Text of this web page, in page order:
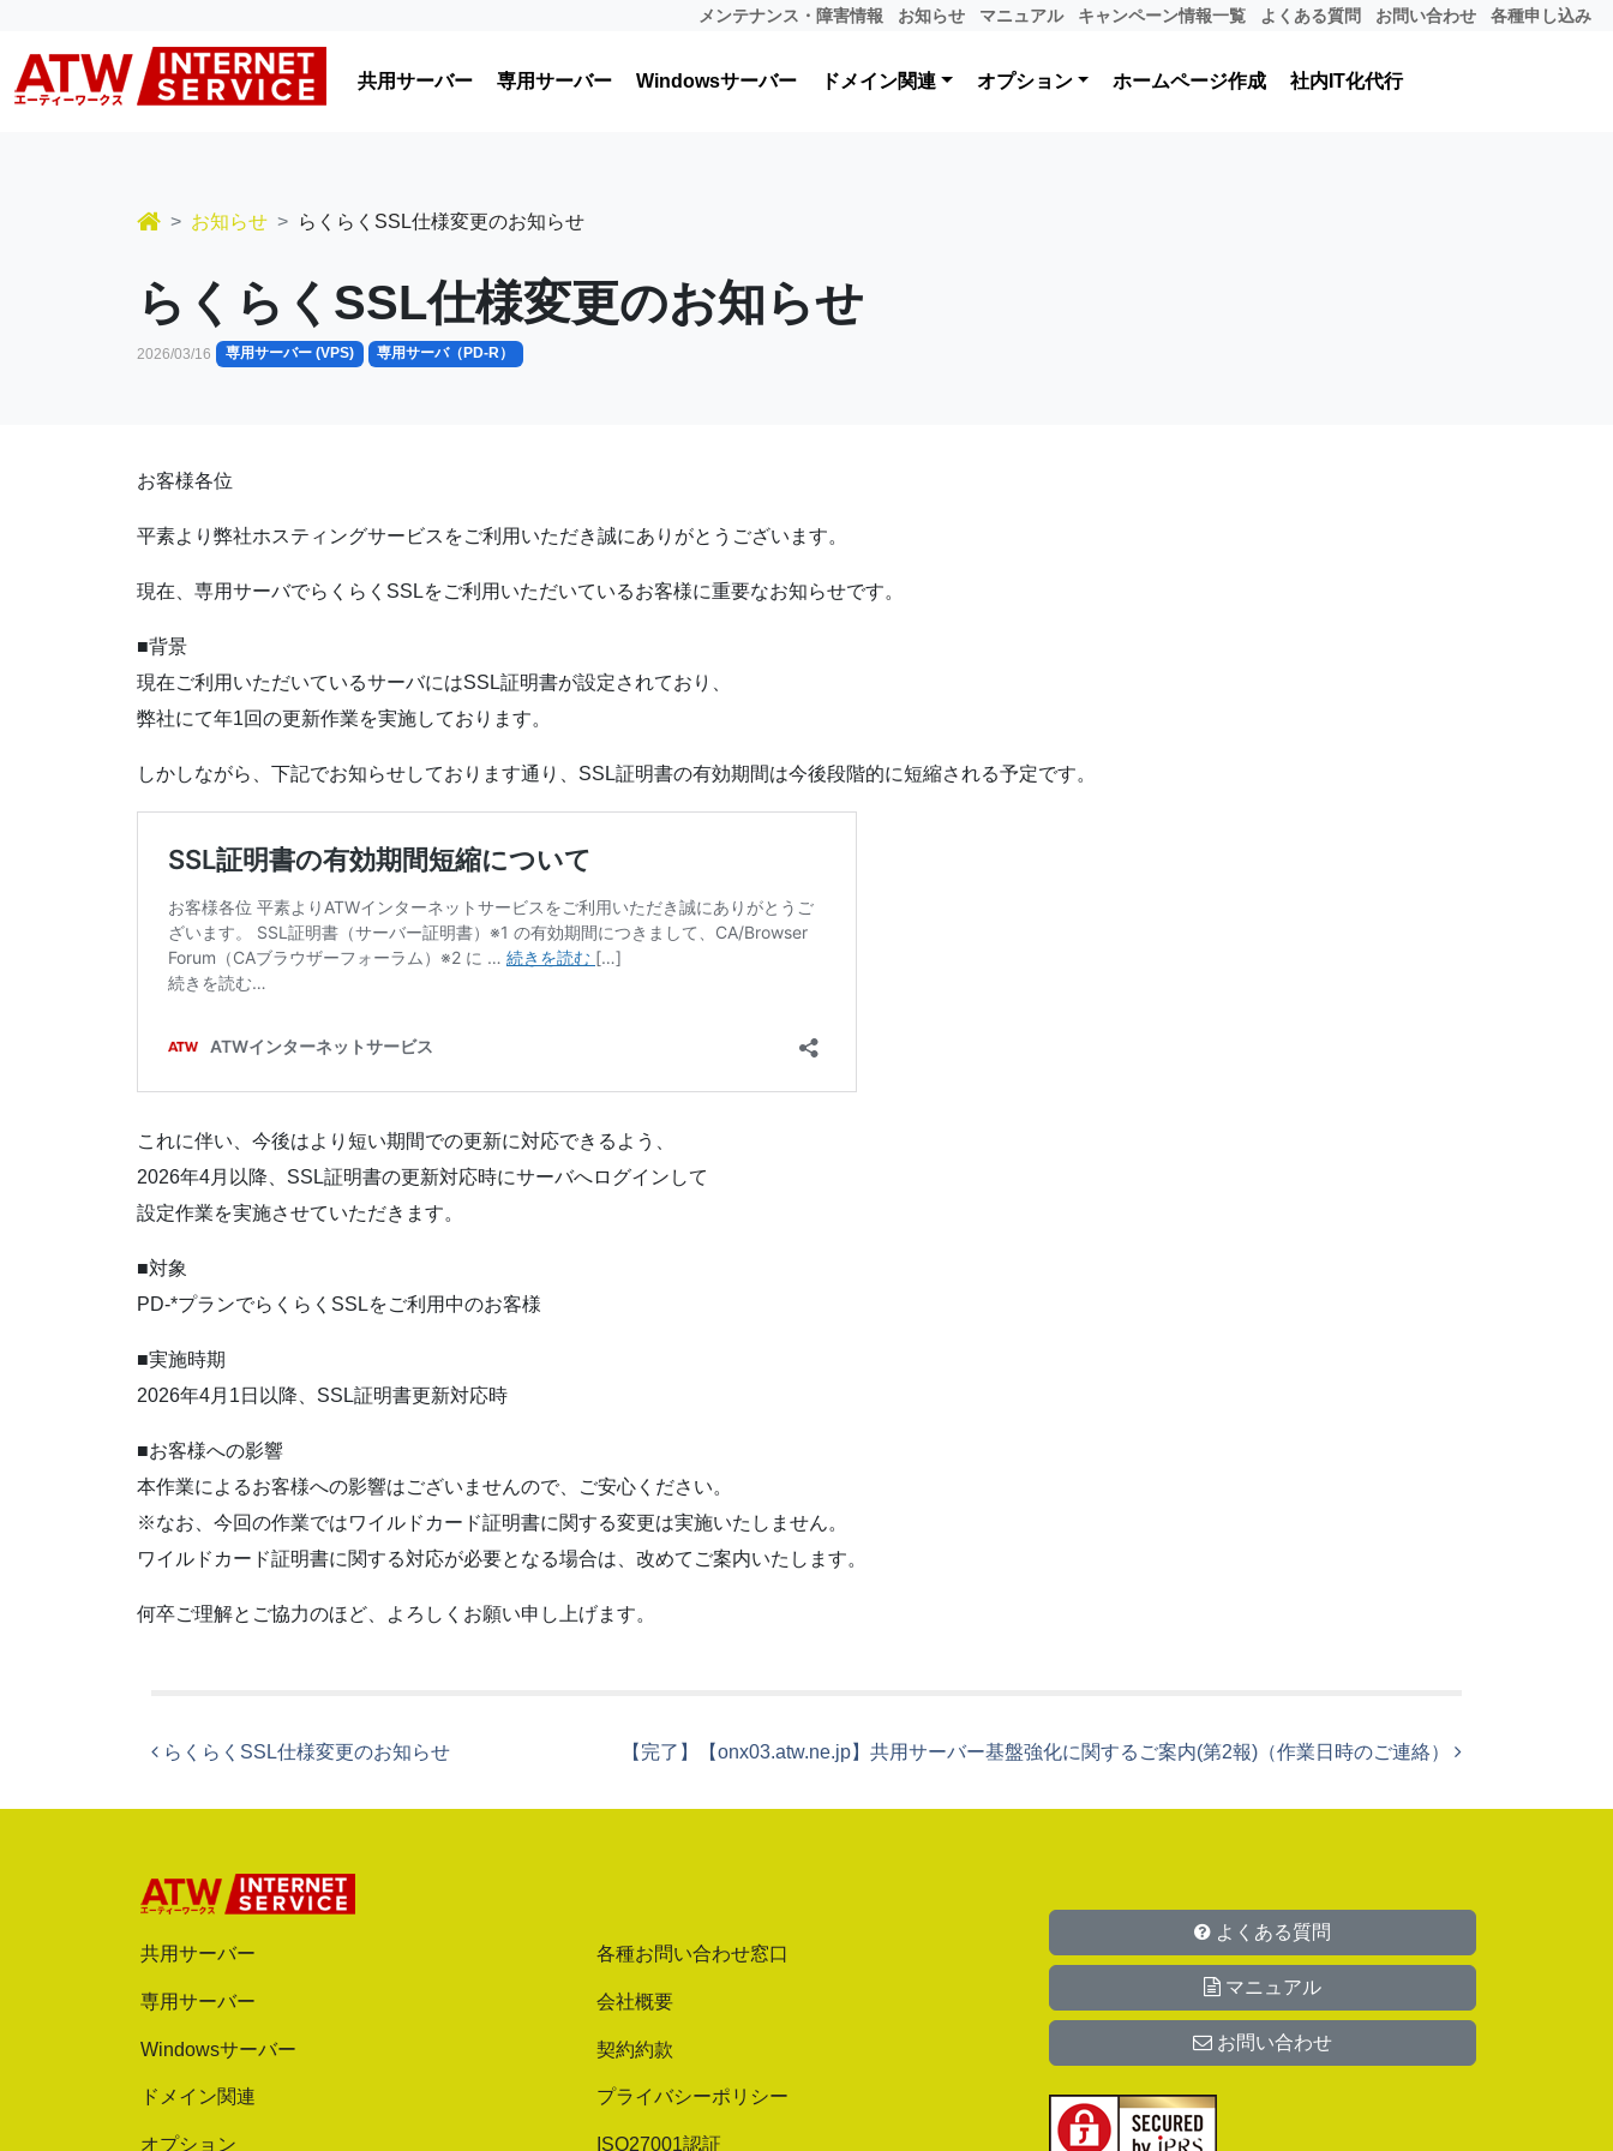
メンテナンス・障害情報 お知らせ マニュアル キャンペーン情報一覧 よくある質問 お問い合わせ 各種申し込み
コンテンツへスキップ
メインナビゲーション共用サーバー 専用サーバー Windowsサーバー ドメイン関連 オプション ホームページ作成 社内IT化代行
お知らせ らくらくSSL仕様変更のお知らせ
らくらくSSL仕様変更のお知らせ
2026/03/16 専用サーバー (VPS) 専用サーバ（PD-R）
お客様各位
平素より弊社ホスティングサービスをご利用いただき誠にありがとうございます。
現在、専用サーバでらくらくSSLをご利用いただいているお客様に重要なお知らせです。
■背景
現在ご利用いただいているサーバにはSSL証明書が設定されており、
弊社にて年1回の更新作業を実施しております。
しかしながら、下記でお知らせしております通り、SSL証明書の有効期間は今後段階的に短縮される予定です。
これに伴い、今後はより短い期間での更新に対応できるよう、
2026年4月以降、SSL証明書の更新対応時にサーバへログインして
設定作業を実施させていただきます。
■対象
PD-*プランでらくらくSSLをご利用中のお客様
■実施時期
2026年4月1日以降、SSL証明書更新対応時
■お客様への影響
本作業によるお客様への影響はございませんので、ご安心ください。
※なお、今回の作業ではワイルドカード証明書に関する変更は実施いたしません。
ワイルドカード証明書に関する対応が必要となる場合は、改めてご案内いたします。
何卒ご理解とご協力のほど、よろしくお願い申し上げます。
らくらくSSL仕様変更のお知らせ 【完了】【onx03.atw.ne.jp】共用サーバー基盤強化に関するご案内(第2報)（作業日時のご連絡）
共用サーバー
専用サーバー
Windowsサーバー
ドメイン関連
オプション
各種お問い合わせ窓口
会社概要
契約約款
プライバシーポリシー
ISO27001認証
よくある質問
マニュアル
お問い合わせ